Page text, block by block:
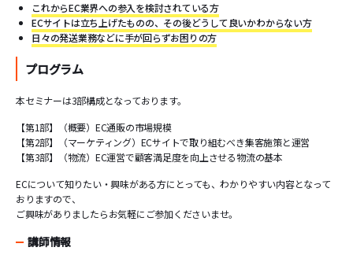
これからEC業界への参入を検討されている方
ECサイトは立ち上げたものの、その後どうして良いかわからない方
日々の発送業務などに手が回らずお困りの方
プログラム
本セミナーは3部構成となっております。
【第1部】（概要）EC通販の市場規模
【第2部】（マーケティング）ECサイトで取り組むべき集客施策と運営
【第3部】（物流）EC運営で顧客満足度を向上させる物流の基本
ECについて知りたい・興味がある方にとっても、わかりやすい内容となって
おりますので、
ご興味がありましたらお気軽にご参加くださいませ。
講師情報